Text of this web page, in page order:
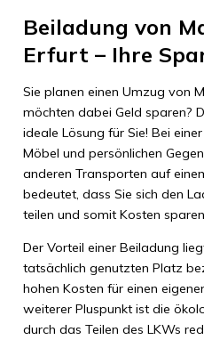
Beiladung von
Erfurt – Ihre
Sie planen einen Umzug von
möchten dabei Geld sparen?
ideale Lösung für Sie! Bei
Möbel und persönlichen
anderen Transporten auf
bedeutet, dass Sie sich den
teilen und somit Kosten
Der Vorteil einer Beiladung
tatsächlich genutzten Platz
hohen Kosten für einen
weiterer Pluspunkt ist die
durch das Teilen des LKWs